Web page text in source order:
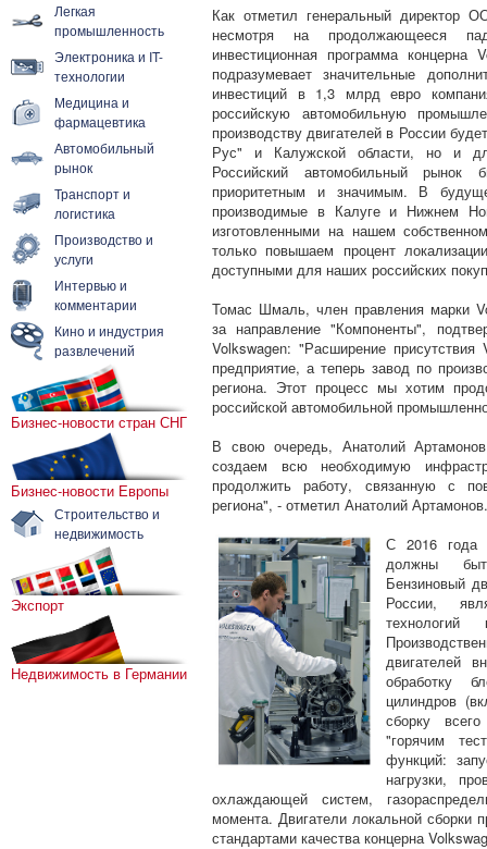
Легкая
промышленность
Электроника и IT-
технологии
Медицина и
фармацевтика
Автомобильный
рынок
Транспорт и
логистика
Производство и
услуги
Интервью и
комментарии
Кино и индустрия
развлечений
Бизнес-новости стран СНГ
Бизнес-новости Европы
Строительство и
недвижимость
Экспорт
Недвижимость в Германии
Как отметил генеральный директор
несмотря на продолжающееся
инвестиционная программа
подразумевает значительные
инвестиций в 1,3 млрд евро
российскую автомобильную
производству двигателей в России
Рус" и Калужской области, но и
Российский автомобильный
приоритетным и значимым. В
производимые в Калуге и Нижнем
изготовленными на нашем
только повышаем процент
доступными для наших российских
Томас Шмаль, член правления марки
за направление "Компоненты",
Volkswagen: "Расширение
предприятие, а теперь завод по
региона. Этот процесс мы хотим
российской автомобильной
В свою очередь, Анатолий
создаем всю необходимую
продолжить работу, связанную с
региона", - отметил Анатолий Артамонов.
С 2016 года
должны
Бензиновый
России,
технологий
двигателей
обработку
цилиндров
сборку
"горячим
функций:
нагрузки,
охлаждающей систем,
момента. Двигатели локальной сборки
стандартами качества концерна